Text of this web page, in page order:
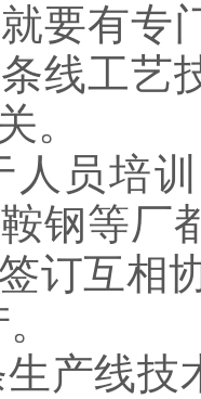
要有专
线工艺
。
培训
钢等厂
订互相
线技术